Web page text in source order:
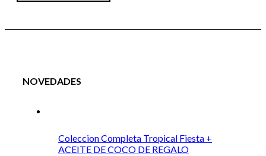
NOVEDADES
Coleccion Completa Tropical Fiesta +
ACEITE DE COCO DE REGALO